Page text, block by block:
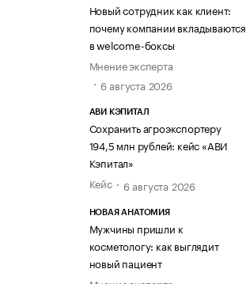
Новый сотрудник как клиент:
почему компании вкладываются
в welcome-боксы
Мнение эксперта
6 августа 2026
АВИ КЭПИТАЛ
Сохранить агроэкспортеру
194,5 млн рублей: кейс «АВИ
Кэпитал»
Кейс
6 августа 2026
НОВАЯ АНАТОМИЯ
Мужчины пришли к
косметологу: как выглядит
новый пациент